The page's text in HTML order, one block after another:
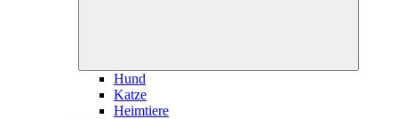
Hund
Katze
Heimtiere